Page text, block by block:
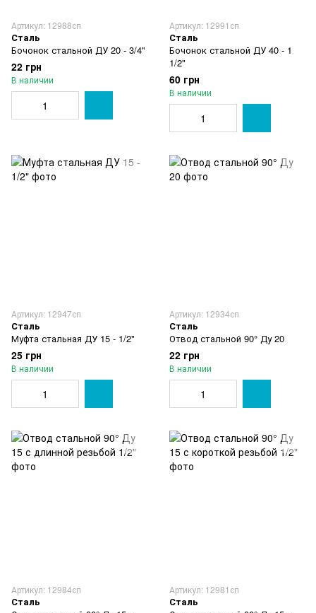
Артикул: 12988сп
Сталь
Бочонок стальной ДУ 20 - 3/4"
22 грн
В наличии
Артикул: 12991сп
Сталь
Бочонок стальной ДУ 40 - 1
1/2"
60 грн
В наличии
Артикул: 12947сп
Сталь
Муфта стальная ДУ 15 - 1/2"
25 грн
В наличии
Артикул: 12934сп
Сталь
Отвод стальной 90° Ду 20
22 грн
В наличии
Артикул: 12984сп
Сталь
Артикул: 12981сп
Сталь